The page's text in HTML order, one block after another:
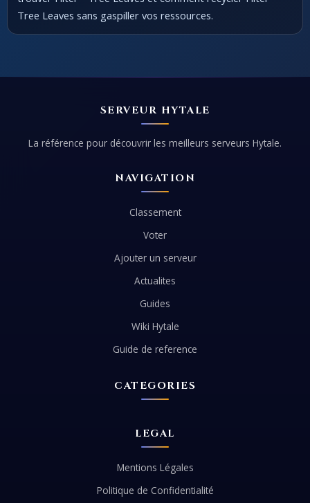
Tree Leaves sans gaspiller vos ressources.
SERVEUR HYTALE
La référence pour découvrir les meilleurs serveurs Hytale.
NAVIGATION
Classement
Voter
Ajouter un serveur
Actualites
Guides
Wiki Hytale
Guide de reference
CATEGORIES
LEGAL
Mentions Légales
Politique de Confidentialité